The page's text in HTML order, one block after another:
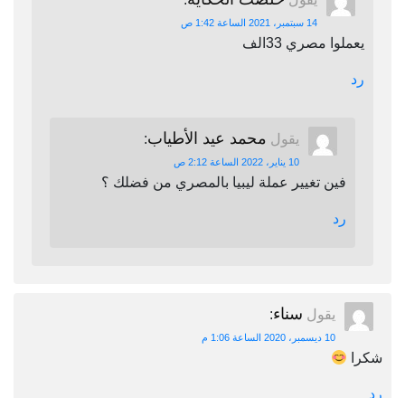
14 سبتمبر، 2021 الساعة 1:42 ص
يعملوا مصري 33الف
رد
يقول محمد عيد الأطياب:
10 يناير، 2022 الساعة 2:12 ص
فين تغيير عملة ليبيا بالمصري من فضلك ؟
رد
يقول سناء:
10 ديسمبر، 2020 الساعة 1:06 م
شكرا
رد